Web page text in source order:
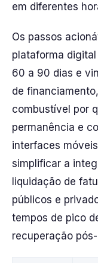
em diferentes
Os passos
plataforma
60 a 90 dias e
de
combustível por
permanência e
interfaces
simplificar a
liquidação de
públicos e
tempos de pico
recuperação